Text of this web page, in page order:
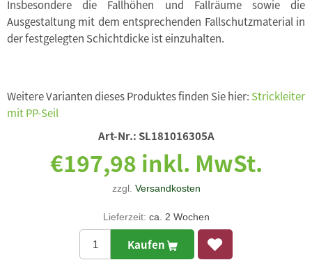
Insbesondere die Fallhöhen und Fallräume sowie die
Ausgestaltung mit dem entsprechenden Fallschutzmaterial in
der festgelegten Schichtdicke ist einzuhalten.
Weitere Varianten dieses Produktes finden Sie hier: Strickleiter
mit PP-Seil
Art-Nr.: SL181016305A
€197,98 inkl. MwSt.
zzgl. Versandkosten
Lieferzeit: ca. 2 Wochen
Kaufen